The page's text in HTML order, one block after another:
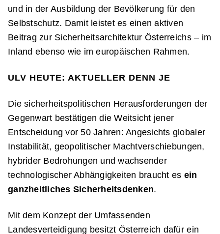
und in der Ausbildung der Bevölkerung für den
Selbstschutz. Damit leistet es einen aktiven
Beitrag zur Sicherheitsarchitektur Österreichs – im
Inland ebenso wie im europäischen Rahmen.
ULV HEUTE: AKTUELLER DENN JE
Die sicherheitspolitischen Herausforderungen der
Gegenwart bestätigen die Weitsicht jener
Entscheidung vor 50 Jahren: Angesichts globaler
Instabilität, geopolitischer Machtverschiebungen,
hybrider Bedrohungen und wachsender
technologischer Abhängigkeiten braucht es ein
ganzheitliches Sicherheitsdenken.
Mit dem Konzept der Umfassenden
Landesverteidigung besitzt Österreich dafür ein